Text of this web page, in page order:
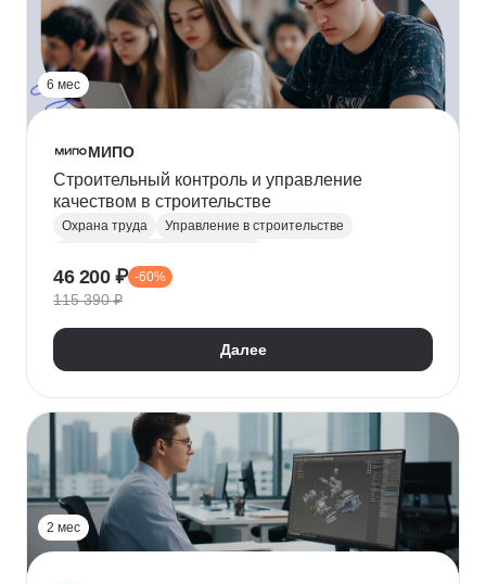
6 мес
МИПО
Строительный контроль и управление
качеством в строительстве
Охрана труда
Управление в строительстве
Промышленная безопасность
Управление качеством
46 200 ₽ -60%
115 390 ₽
Далее
2 мес